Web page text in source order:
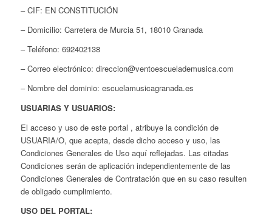
– CIF: EN CONSTITUCIÓN
– Domicilio: Carretera de Murcia 51, 18010 Granada
– Teléfono: 692402138
– Correo electrónico: direccion@ventoescuelademusica.com
– Nombre del dominio: escuelamusicagranada.es
USUARIAS Y USUARIOS:
El acceso y uso de este portal , atribuye la condición de
USUARIA/O, que acepta, desde dicho acceso y uso, las
Condiciones Generales de Uso aquí reflejadas. Las citadas
Condiciones serán de aplicación independientemente de las
Condiciones Generales de Contratación que en su caso resulten
de obligado cumplimiento.
USO DEL PORTAL: